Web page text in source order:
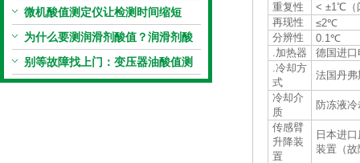
统手动滴定法？
微机酸值测定仪让检测时间缩短
50%
为什么要测润滑剂酸值？润滑剂酸
值测定法告诉你答案
别等故障找上门：变压器油酸值测
试仪的预警功能
重复性
< ±1℃（
再现性
≤2℃
分辨性
0.1℃
.加热器
德国进
.冷却方
式
法国丹
冷却介
质
防冻液
传感臂
升降装
置
日本进
装置（